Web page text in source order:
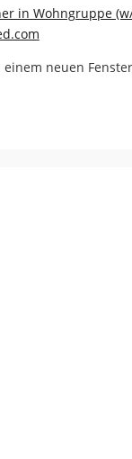
in Wohngruppe
neuen